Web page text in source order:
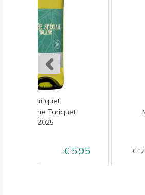
Tariquet
Domaine Tariquet
2025
5,95